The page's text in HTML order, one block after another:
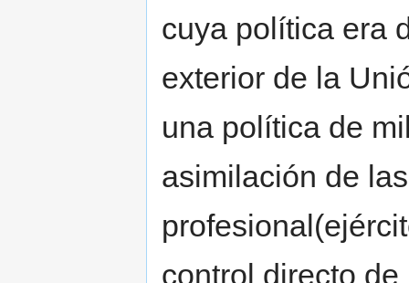
cuya política era
exterior de la
una política de
asimilación de
control directo